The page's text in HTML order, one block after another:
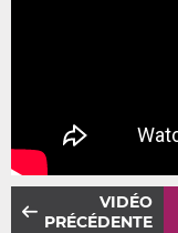
VIDÉO
PRÉCÉDENTE